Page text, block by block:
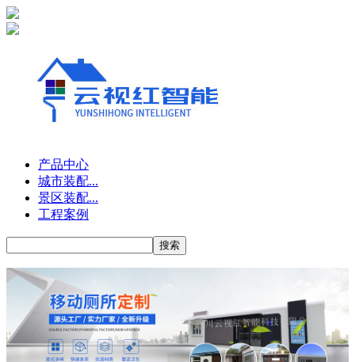
产品中心
城市装配...
景区装配...
工程案例